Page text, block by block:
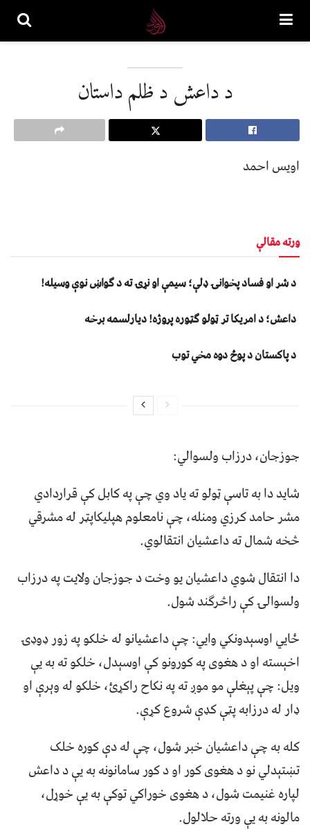
د داعش د ظلم داستان
اویس احمد
ورته مقالې
د شر او فساد پخوانۍ ډلې؛ سیمې او نړۍ ته د ګواښ نوې وسیله!
داعش؛ د امریکا تر ټولو ګټوره پروژه! دیارلسمه برخه
د پاکستان د پوځ دوه مخي توب
جوزجان، درزاب ولسوالي:
شايد دا به تاسې ټولو ته ياد وي چې په کابل کې قراردادي
مشر حامد کرﺯي ومنله، چې نامعلوم هپليکاپټر له مشرقي
څخه شمال ته داعشيان انتقالوي.
دا انتقال شوي داعشيان يو وخت د جوﺯجان ولايت په درﺯاب
ولسوالۍ کې راڅرګند شول.
ځايي اوسېدونکي وايي: چې داعشيانو له خلکو په ﺯور ډوډۍ
اخېسته او د هغوى په کورونو کې اوسېدل، خلکو ته به يې
ويل: چې پېغلې مو موږ ته په نکاح راکړئ، خلکو له وېرې او
ډار له درﺯابه پټې کډې شروع کړې.
کله به چې داعشيان خبر شول، چې له دې کوره خلک
تښتېدلي نو د هغوى کور او د کور سامانونه به يې د داعش
لپاره غنيمت شول، د هغوى خوراکي توکې به يې خوړل،
مالونه به يې ورته حلالول.